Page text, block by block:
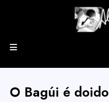
O Bagúi é doido